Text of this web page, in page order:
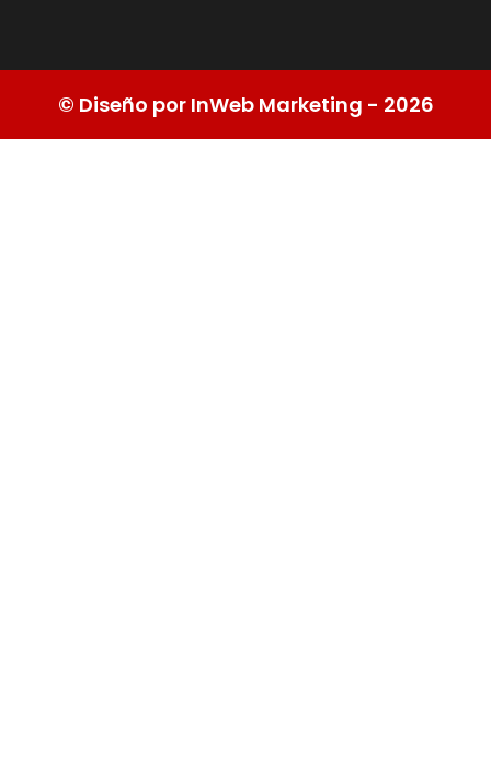
© Diseño por InWeb Marketing - 2026